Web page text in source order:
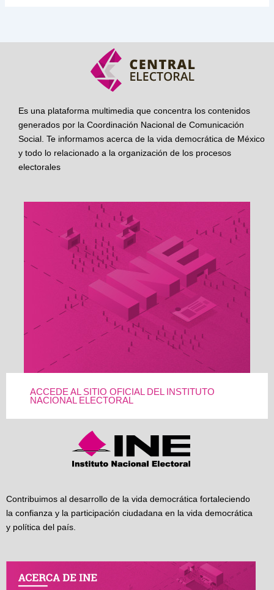
Es una plataforma multimedia que concentra los contenidos
generados por la Coordinación Nacional de Comunicación
Social. Te informamos acerca de la vida democrática de México
y todo lo relacionado a la organización de los procesos
electorales
ACCEDE AL SITIO OFICIAL DEL INSTITUTO
NACIONAL ELECTORAL
Contribuimos al desarrollo de la vida democrática fortaleciendo
la confianza y la participación ciudadana en la vida democrática
y política del país.